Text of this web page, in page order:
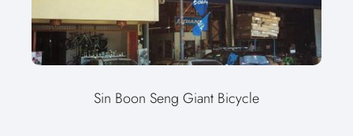
Sin Boon Seng Giant Bicycle